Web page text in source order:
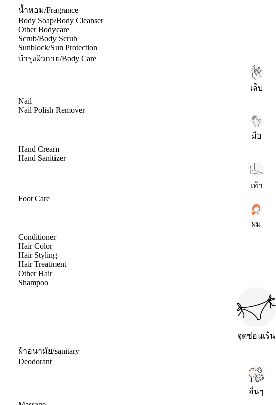
น้ำหอม/Fragrance
Body Soap/Body Cleanser
Other Bodycare
Scrub/Body Scrub
Sunblock/Sun Protection
บำรุงผิวกาย/Body Care
เล็บ
Nail
Nail Polish Remover
มือ
Hand Cream
Hand Sanitizer
เท้า
Foot Care
ผม
Conditioner
Hair Color
Hair Styling
Hair Treatment
Other Hair
Shampoo
จุดซ่อนเร้น
ผ้าอนามัย/sanitary
Deodorant
อื่นๆ